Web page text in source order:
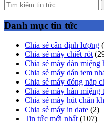
Danh mục tin tức
Chia sẻ cân định lượng
Chia sẻ máy chiết rót
Chia sẻ máy dán miệng
Chia sẻ máy dán tem
Chia sẻ máy đóng nắp
Chia sẻ máy hàn miệng
Chia sẻ máy hút chân
Chia sẻ máy in date (2)
Tin tức mới nhất (107)